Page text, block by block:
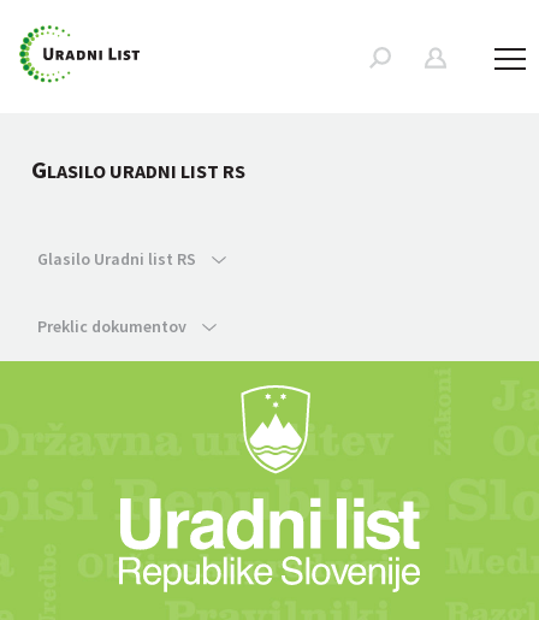
GLASILO URADNI LIST RS
Glasilo Uradni list RS
Preklic dokumentov